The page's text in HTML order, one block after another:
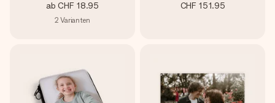
ab CHF 18.95
2 Varianten
CHF 151.95